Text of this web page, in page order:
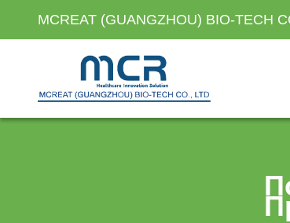
MCREAT (GUANGZHOU) BIO-TECH